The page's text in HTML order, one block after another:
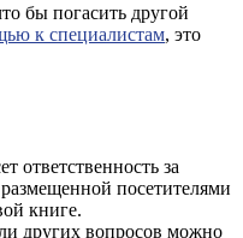
бы погасить другой
к специалистам, это
ответственность за
посетителями
книге.
других вопросов можно